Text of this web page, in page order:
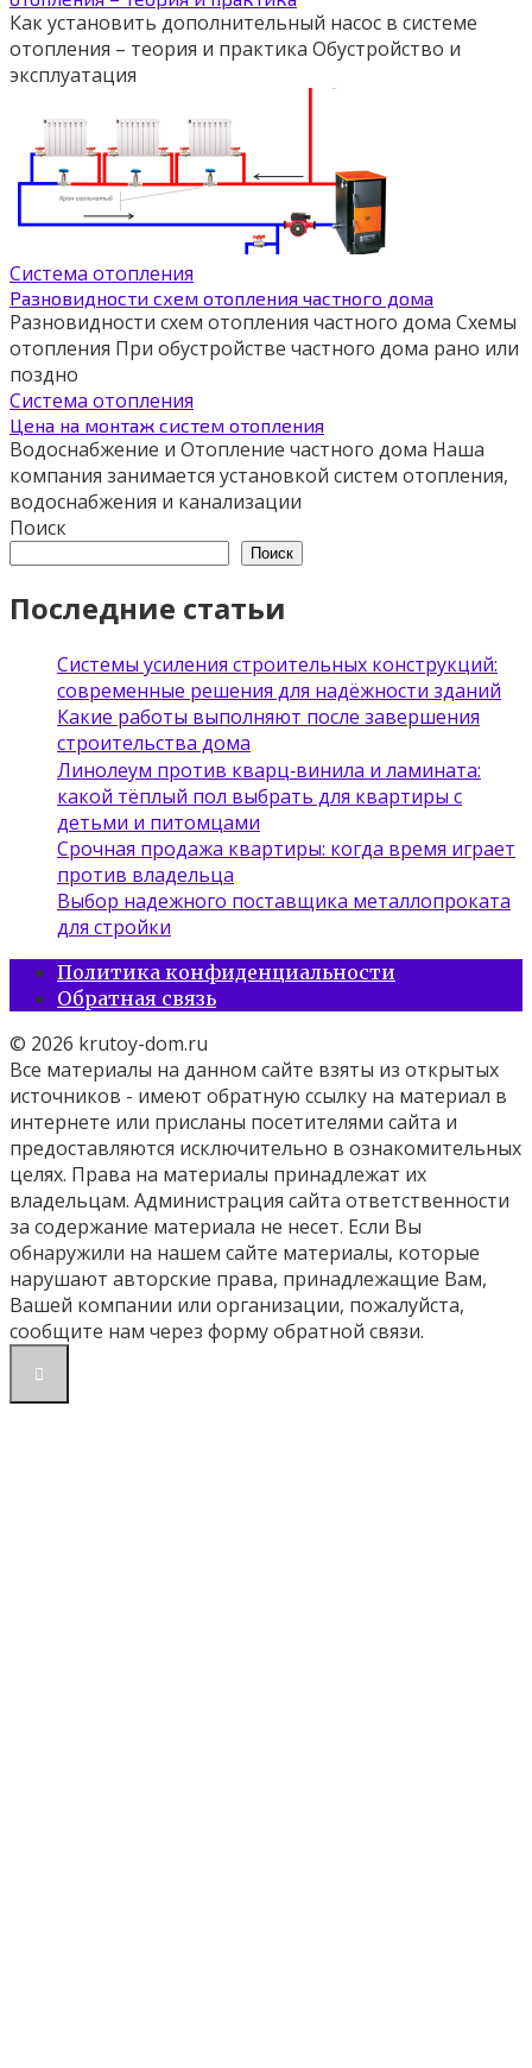
Как установить дополнительный насос в системе
отопления – теория и практика Обустройство и
эксплуатация
Система отопления
Разновидности схем отопления частного дома
Разновидности схем отопления частного дома Схемы
отопления При обустройстве частного дома рано или
поздно
Система отопления
Цена на монтаж систем отопления
Водоснабжение и Отопление частного дома Наша
компания занимается установкой систем отопления,
водоснабжения и канализации
Поиск
Поиск
Последние статьи
Системы усиления строительных конструкций:
современные решения для надёжности зданий
Какие работы выполняют после завершения
строительства дома
Линолеум против кварц‑винила и ламината:
какой тёплый пол выбрать для квартиры с
детьми и питомцами
Срочная продажа квартиры: когда время играет
против владельца
Выбор надежного поставщика металлопроката
для стройки
Политика конфиденциальности
Обратная связь
© 2026 krutoy-dom.ru
Все материалы на данном сайте взяты из открытых
источников - имеют обратную ссылку на материал в
интернете или присланы посетителями сайта и
предоставляются исключительно в ознакомительных
целях. Права на материалы принадлежат их
владельцам. Администрация сайта ответственности
за содержание материала не несет. Если Вы
обнаружили на нашем сайте материалы, которые
нарушают авторские права, принадлежащие Вам,
Вашей компании или организации, пожалуйста,
сообщите нам через форму обратной связи.